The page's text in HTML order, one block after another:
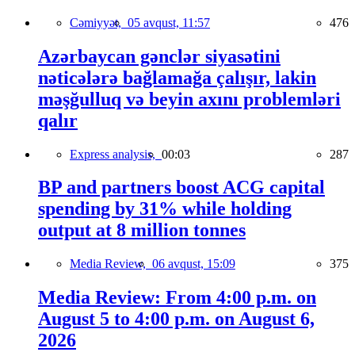
Cəmiyyət, 05 avqust, 11:57 476
Azərbaycan gənclər siyasətini
nəticələrə bağlamağa çalışır, lakin
məşğulluq və beyin axını problemləri
qalır
Express analysis, 00:03 287
BP and partners boost ACG capital
spending by 31% while holding
output at 8 million tonnes
Media Review, 06 avqust, 15:09 375
Media Review: From 4:00 p.m. on
August 5 to 4:00 p.m. on August 6,
2026